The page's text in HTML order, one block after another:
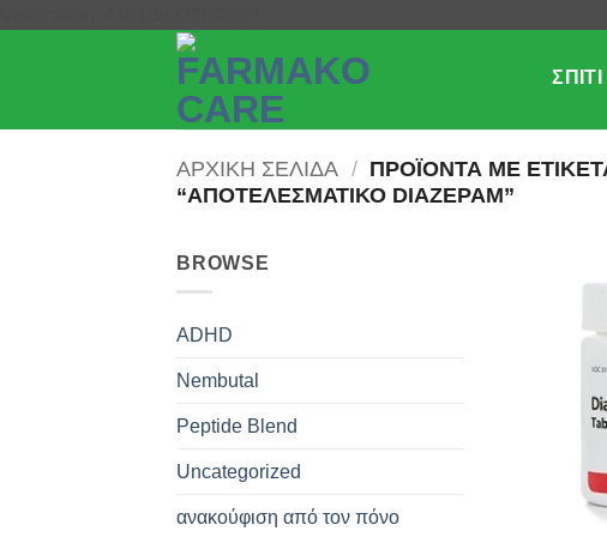
περιεχόμενο
ΣΠΊΤΙ
ΑΡΧΙΚΉ ΣΕΛΊΔΑ / ΠΡΟΪΌΝΤΑ ΜΕ
“ΑΠΟΤΕΛΕΣΜΑΤΙΚΌ DIAZEPAM”
BROWSE
ADHD
Nembutal
Peptide Blend
Uncategorized
ανακούφιση από τον πόνο